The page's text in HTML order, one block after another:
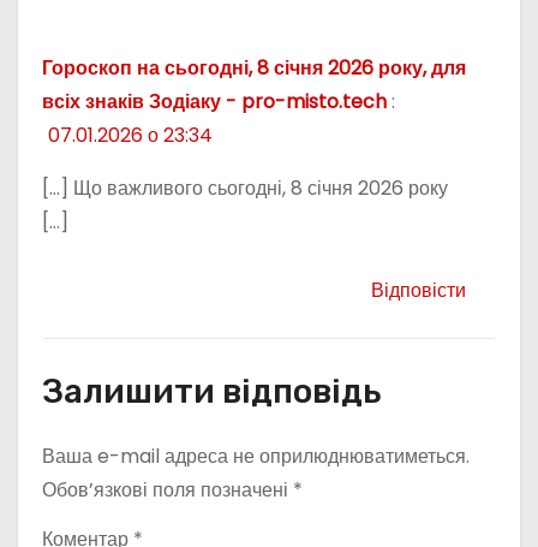
Гороскоп на сьогодні, 8 січня 2026 року, для
всіх знаків Зодіаку - pro-misto.tech:
07.01.2026 о 23:34
[…] Що важливого сьогодні, 8 січня 2026 року
[…]
Відповісти
Залишити відповідь
Ваша e-mail адреса не оприлюднюватиметься.
Обов’язкові поля позначені *
Коментар *